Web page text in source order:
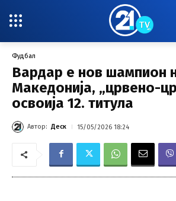
Фудбал
Вардар е нов шампион
Македонија, „црвено-
освоија 12. титула
Автор: Деск 15/05/2026 18:24